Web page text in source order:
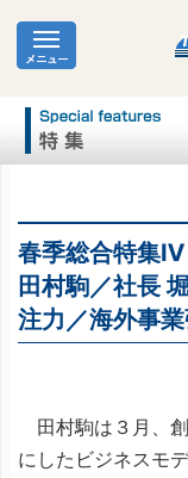
春季総合特集Ⅳ
田村駒／社長
注力／海外事
田村駒は３月、
にしたビジネスモ